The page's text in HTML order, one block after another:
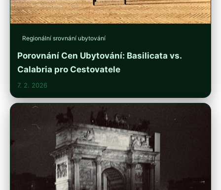
Regionální srovnání ubytování
Porovnání Cen Ubytování: Basilicata vs.
Calabria pro Cestovatele
7. 2. 2026